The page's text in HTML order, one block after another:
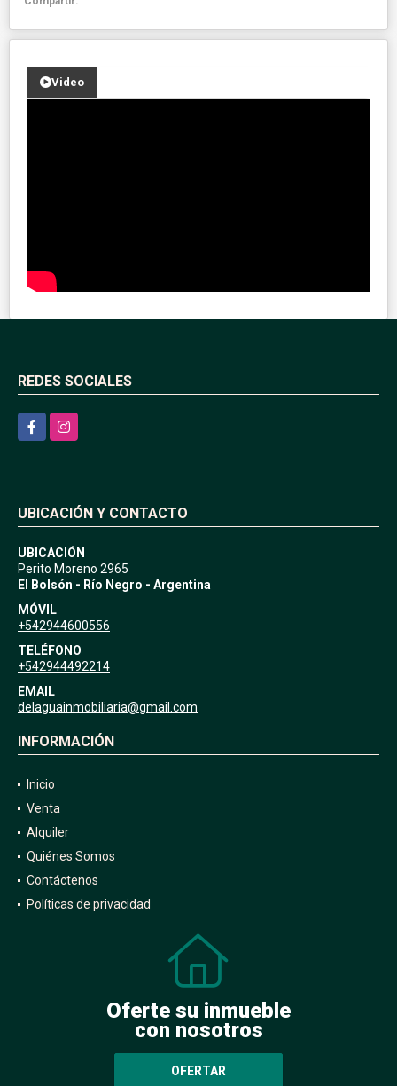
Video
REDES SOCIALES
FacebookInstagram
UBICACIÓN Y CONTACTO
UBICACIÓN
Perito Moreno 2965
El Bolsón - Río Negro - Argentina
MÓVIL
+542944600556
TELÉFONO
+542944492214
EMAIL
delaguainmobiliaria@gmail.com
INFORMACIÓN
Inicio
Venta
Alquiler
Quiénes Somos
Contáctenos
Políticas de privacidad
Oferte su inmueble
con nosotros
OFERTAR